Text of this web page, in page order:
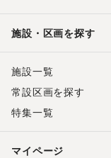
施設・区画を探す
施設一覧
常設区画を探す
特集一覧
マイページ